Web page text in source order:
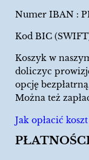
Numer IBAN :
Kod BIC
Koszyk w
doliczyc
opcję
Można też
Jak opłacić